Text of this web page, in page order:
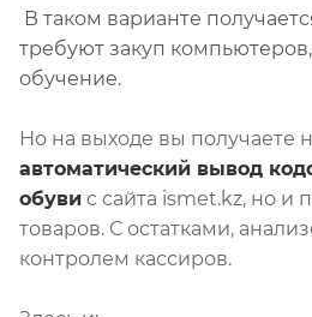
В таком варианте
требуют закуп
обучение.
Но на выходе вы получаете
автоматический вывод
обуви с сайта ismet.kz, но и
товаров. С остатками,
контролем кассиров.